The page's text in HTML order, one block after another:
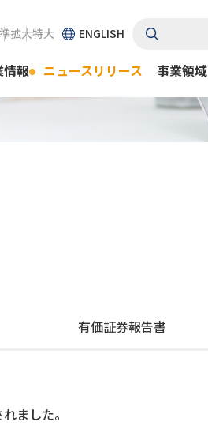
拡大特大 ENGLISH
情報 ニュースリリース 事業領域
有価証券報告書
ました。